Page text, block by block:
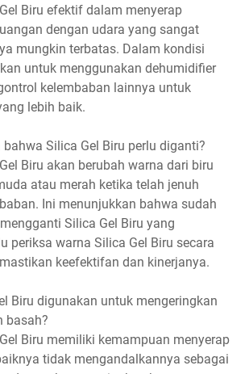
Biru efektif dalam menyerap
dengan udara yang sangat
mungkin terbatas. Dalam kondisi
untuk menggunakan dehumidifier
kelembaban lainnya untuk
lebih baik.
Silica Gel Biru perlu diganti?
Biru akan berubah warna dari biru
atau merah ketika telah jenuh
Ini menunjukkan bahwa sudah
Silica Gel Biru yang
periksa warna Silica Gel Biru secara
keefektifan dan kinerjanya.
Biru digunakan untuk mengeringkan
basah?
Biru memiliki kemampuan menyerap
tidak mengandalkannya sebagai